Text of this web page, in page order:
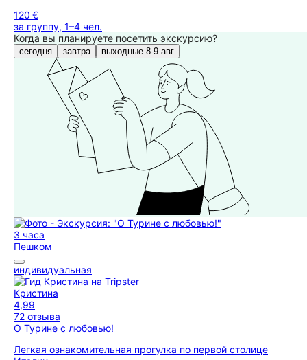
120 €
за группу, 1–4 чел.
Когда вы планируете посетить экскурсию?
сегодня завтра выходные 8-9 авг
3 часа
Пешком
индивидуальная
Кристина
4,99
72 отзыва
О Турине с любовью!
Легкая ознакомительная прогулка по первой столице